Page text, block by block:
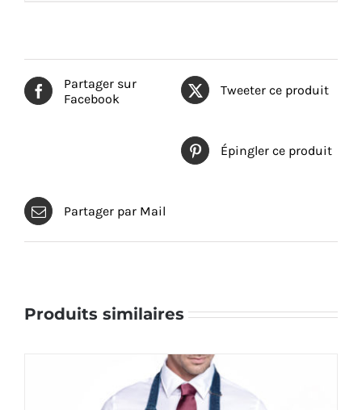
Partager sur
Facebook
Tweeter ce produit
Épingler ce produit
Partager par Mail
Produits similaires